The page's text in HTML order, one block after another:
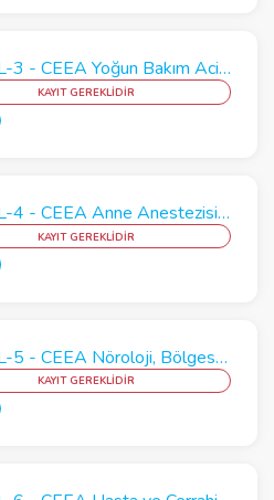
MODÜL-3 - CEEA Yoğun Bakım Acil Kan ve Kan Transfüzyonu Modülü
KAYIT GEREKLİDİR
MODÜL-4 - CEEA Anne Anestezisi - Çocuk Anestezisi : İstenmeyen Etkiler
KAYIT GEREKLİDİR
MODÜL-5 - CEEA Nöroloji, Bölgesel Anestezi ve Ağrı Yönetimi Modülü
KAYIT GEREKLİDİR